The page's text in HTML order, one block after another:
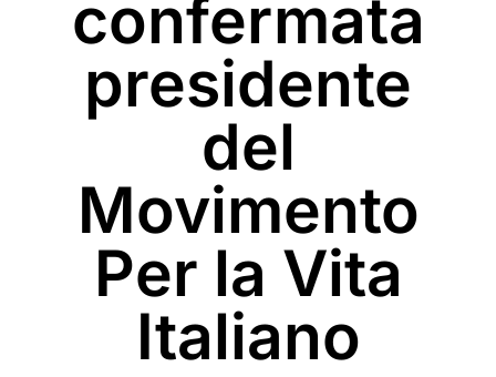
confermata
presidente
del
Movimento
Per la Vita
Italiano